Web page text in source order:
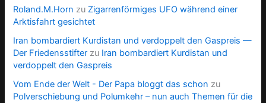
Roland.M.Horn zu Zigarrenförmiges UFO während einer
Arktisfahrt gesichtet
Iran bombardiert Kurdistan und verdoppelt den Gaspreis —
Der Friedensstifter zu Iran bombardiert Kurdistan und
verdoppelt den Gaspreis
Vom Ende der Welt - Der Papa bloggt das schon zu
Polverschiebung und Polumkehr – nun auch Themen für die